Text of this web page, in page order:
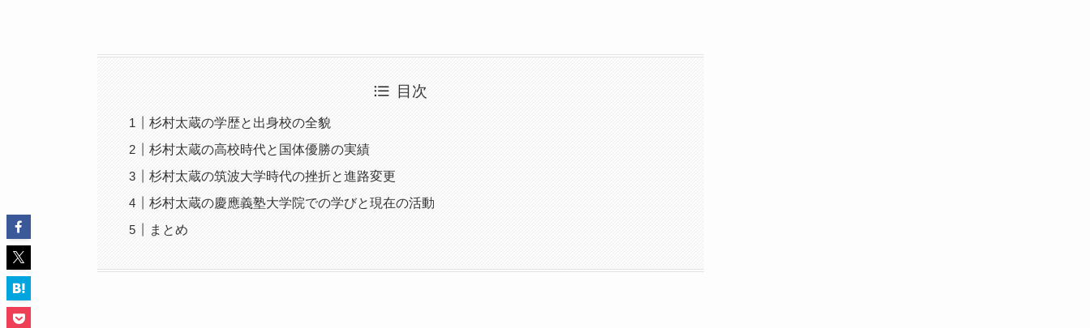
目次
杉村太蔵の学歴と出身校の全貌
杉村太蔵の高校時代と国体優勝の実績
杉村太蔵の筑波大学時代の挫折と進路変更
杉村太蔵の慶應義塾大学院での学びと現在の活動
まとめ